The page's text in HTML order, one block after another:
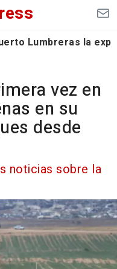
Lumbreras la
vez en
en su
desde
noticias sobre la